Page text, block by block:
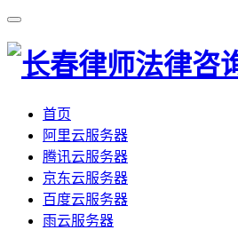
首页
阿里云服务器
腾讯云服务器
京东云服务器
百度云服务器
雨云服务器